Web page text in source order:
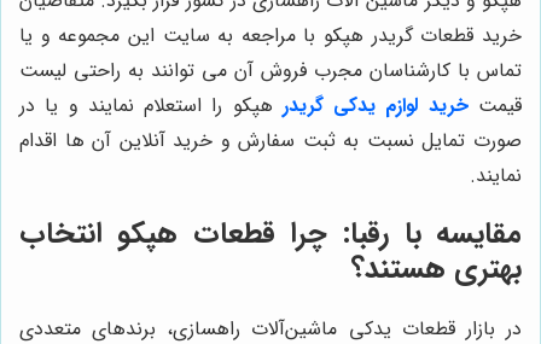
خرید قطعات گریدر هپکو با مراجعه به سایت این مجموعه و یا
تماس با کارشناسان مجرب فروش آن می توانند به راحتی لیست
قیمتخرید لوازم یدکی گریدر هپکو را استعلام نمایند و یا در
صورت تمایل نسبت به ثبت سفارش و خرید آنلاین آن ها اقدام
نمایند.
مقایسه با رقبا: چرا قطعات هپکو انتخاب
بهتری هستند؟
در بازار قطعات یدکی ماشین‌آلات راهسازی، برندهای متعددی